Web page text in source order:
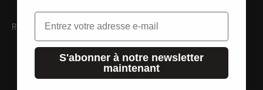
RECOMMANDATIONS
Email
S'abonner à notre newsletter
maintenant